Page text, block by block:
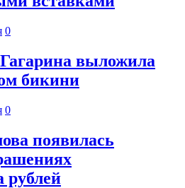
0
выложила
бикини
0
появилась
рублей